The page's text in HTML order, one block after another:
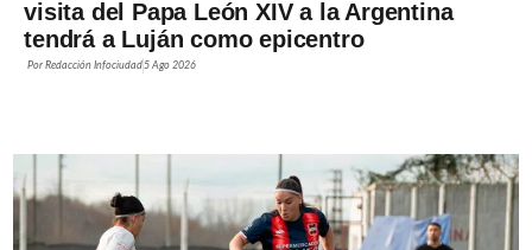
visita del Papa León XIV a la Argentina
tendrá a Luján como epicentro
PorRedacción Infociudad5 Ago 2026